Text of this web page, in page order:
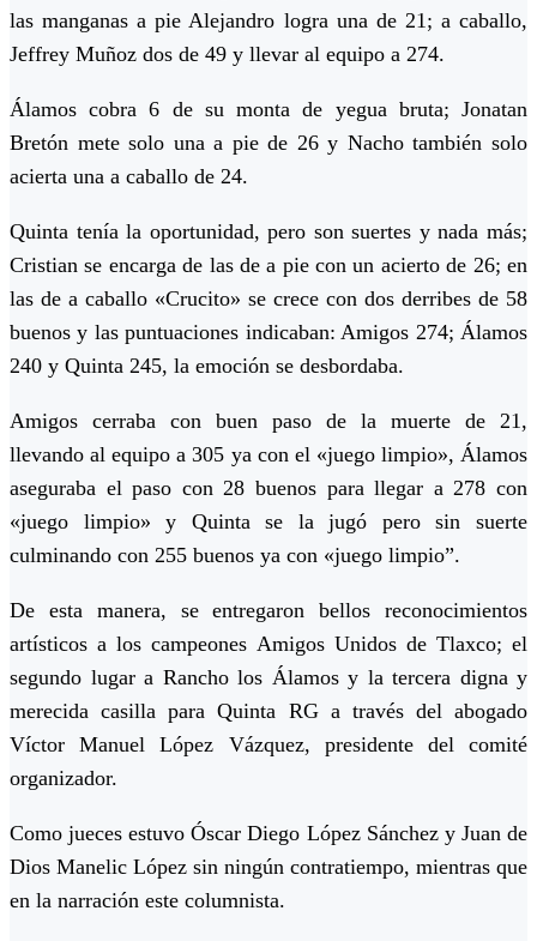
las manganas a pie Alejandro logra una de 21; a caballo,
Jeffrey Muñoz dos de 49 y llevar al equipo a 274.
Álamos cobra 6 de su monta de yegua bruta; Jonatan
Bretón mete solo una a pie de 26 y Nacho también solo
acierta una a caballo de 24.
Quinta tenía la oportunidad, pero son suertes y nada más;
Cristian se encarga de las de a pie con un acierto de 26; en
las de a caballo «Crucito» se crece con dos derribes de 58
buenos y las puntuaciones indicaban: Amigos 274; Álamos
240 y Quinta 245, la emoción se desbordaba.
Amigos cerraba con buen paso de la muerte de 21,
llevando al equipo a 305 ya con el «juego limpio», Álamos
aseguraba el paso con 28 buenos para llegar a 278 con
«juego limpio» y Quinta se la jugó pero sin suerte
culminando con 255 buenos ya con «juego limpio”.
De esta manera, se entregaron bellos reconocimientos
artísticos a los campeones Amigos Unidos de Tlaxco; el
segundo lugar a Rancho los Álamos y la tercera digna y
merecida casilla para Quinta RG a través del abogado
Víctor Manuel López Vázquez, presidente del comité
organizador.
Como jueces estuvo Óscar Diego López Sánchez y Juan de
Dios Manelic López sin ningún contratiempo, mientras que
en la narración este columnista.